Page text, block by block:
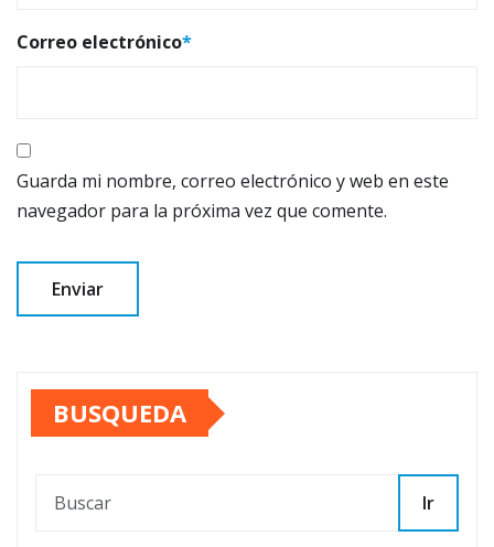
Correo electrónico*
Guarda mi nombre, correo electrónico y web en este
navegador para la próxima vez que comente.
BUSQUEDA
Ir